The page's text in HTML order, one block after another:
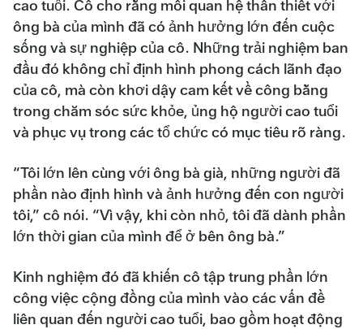
cao tuổi. Cô cho rằng mối quan hệ thân thiết với
ông bà của mình đã có ảnh hưởng lớn đến cuộc
sống và sự nghiệp của cô. Những trải nghiệm ban
đầu đó không chỉ định hình phong cách lãnh đạo
của cô, mà còn khơi dậy cam kết về công bằng
trong chăm sóc sức khỏe, ủng hộ người cao tuổi
và phục vụ trong các tổ chức có mục tiêu rõ ràng.
“Tôi lớn lên cùng với ông bà già, những người đã
phần nào định hình và ảnh hưởng đến con người
tôi,” cô nói. “Vì vậy, khi còn nhỏ, tôi đã dành phần
lớn thời gian của mình để ở bên ông bà.”
Kinh nghiệm đó đã khiến cô tập trung phần lớn
công việc cộng đồng của mình vào các vấn đề
liên quan đến người cao tuổi, bao gồm hoạt động